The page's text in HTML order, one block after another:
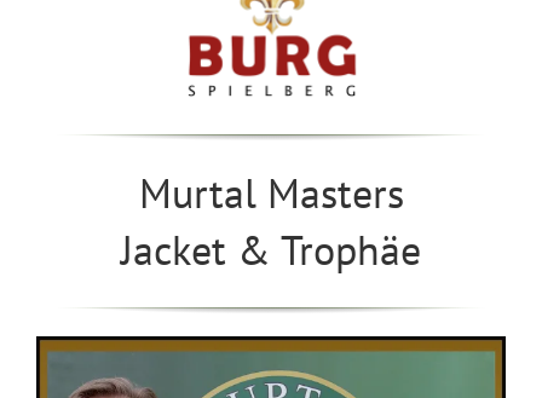
Murtal Masters
Jacket & Trophäe